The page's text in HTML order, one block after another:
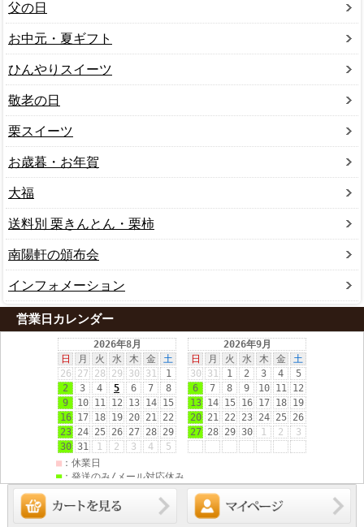
父の日
お中元・夏ギフト
ひんやりスイーツ
敬老の日
栗スイーツ
お歳暮・お年賀
大福
送料別 栗きんとん・栗柿
南陽軒の頒布会
インフォメーション
営業日カレンダー